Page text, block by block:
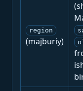
region
(majburiy)